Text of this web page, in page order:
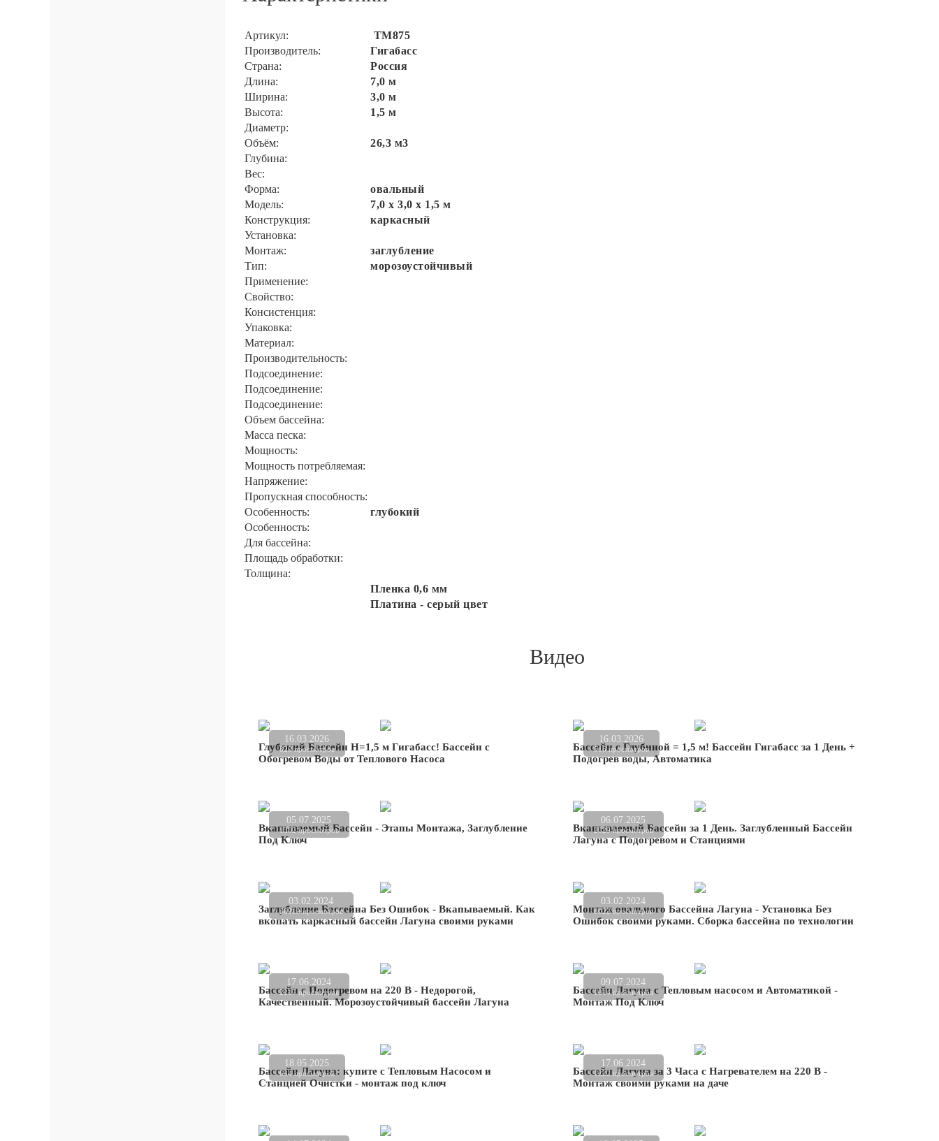
Артикул:
ТМ875
Производитель:
Гигабасс
Страна:
Россия
Длина:
7,0 м
Ширина:
3,0 м
Высота:
1,5 м
Диаметр:
Объём:
26,3 м3
Глубина:
Вес:
Форма:
овальный
Модель:
7,0 х 3,0 х 1,5 м
Конструкция:
каркасный
Установка:
Монтаж:
заглубление
Тип:
морозоустойчивый
Применение:
Свойство:
Консистенция:
Упаковка:
Материал:
Производительность:
Подсоединение:
Подсоединение:
Подсоединение:
Объем бассейна:
Масса песка:
Мощность:
Мощность потребляемая:
Напряжение:
Пропускная способность:
Особенность:
глубокий
Особенность:
Для бассейна:
Площадь обработки:
Толщина:
Пленка 0,6 мм
Платина - серый цвет
Видео
16.03.2026
820 просмотров
Глубокий Бассейн Н=1,5 м Гигабасс! Бассейн с
Обогревом Воды от Теплового Насоса
16.03.2026
516 просмотров
Бассейн с Глубиной = 1,5 м! Бассейн Гигабасс за 1 День +
Подогрев воды, Автоматика
05.07.2025
1302 просмотров
Вкапываемый Бассейн - Этапы Монтажа, Заглубление
Под Ключ
06.07.2025
2029 просмотров
Вкапываемый Бассейн за 1 День. Заглубленный Бассейн
Лагуна с Подогревом и Станциями
03.02.2024
36919 просмотров
Заглубление Бассейна Без Ошибок - Вкапываемый. Как
вкопать каркасный бассейн Лагуна своими руками
03.02.2024
8022 просмотров
Монтаж овального Бассейна Лагуна - Установка Без
Ошибок своими руками. Сборка бассейна по технологии
17.06.2024
2217 просмотров
Бассейн с Подогревом на 220 В - Недорогой,
Качественный. Морозоустойчивый бассейн Лагуна
09.07.2024
1014 просмотров
Бассейн Лагуна с Тепловым насосом и Автоматикой -
Монтаж Под Ключ
18.05.2025
634 просмотров
Бассейн Лагуна: купите с Тепловым Насосом и
Станцией Очистки - монтаж под ключ
17.06.2024
1222 просмотров
Бассейн Лагуна за 3 Часа с Нагревателем на 220 В -
Монтаж своими руками на даче